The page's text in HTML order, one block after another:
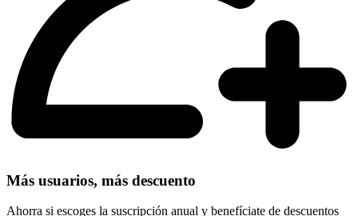
Más usuarios, más descuento
Ahorra si escoges la suscripción anual y benefíciate de descuentos